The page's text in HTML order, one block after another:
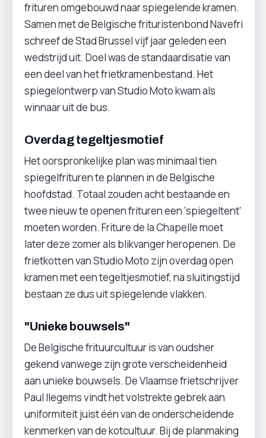
frituren omgebouwd naar spiegelende kramen.
Samen met de Belgische frituristenbond Navefri
schreef de Stad Brussel vijf jaar geleden een
wedstrijd uit. Doel was de standaardisatie van
een deel van het frietkramenbestand. Het
spiegelontwerp van Studio Moto kwam als
winnaar uit de bus.
Overdag tegeltjesmotief
Het oorspronkelijke plan was minimaal tien
spiegelfrituren te plannen in de Belgische
hoofdstad. Totaal zouden acht bestaande en
twee nieuw te openen frituren een ‘spiegeltent’
moeten worden. Friture de la Chapelle moet
later deze zomer als blikvanger heropenen. De
frietkotten van Studio Moto zijn overdag open
kramen met een tegeltjesmotief, na sluitingstijd
bestaan ze dus uit spiegelende vlakken.
"Unieke bouwsels"
De Belgische frituurcultuur is van oudsher
gekend vanwege zijn grote verscheidenheid
aan unieke bouwsels. De Vlaamse frietschrijver
Paul Ilegems vindt het volstrekte gebrek aan
uniformiteit juist één van de onderscheidende
kenmerken van de kotcultuur. Bij de planmaking